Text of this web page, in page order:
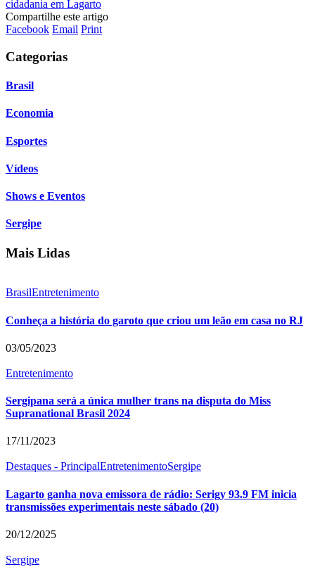
cidadania em Lagarto
Compartilhe este artigo
Facebook Email Print
Categorias
Brasil
Economia
Esportes
Vídeos
Shows e Eventos
Sergipe
Mais Lidas
BrasilEntretenimento
Conheça a história do garoto que criou um leão em casa no RJ
03/05/2023
Entretenimento
Sergipana será a única mulher trans na disputa do Miss
Supranational Brasil 2024
17/11/2023
Destaques - PrincipalEntretenimentoSergipe
Lagarto ganha nova emissora de rádio: Serigy 93.9 FM inicia
transmissões experimentais neste sábado (20)
20/12/2025
Sergipe